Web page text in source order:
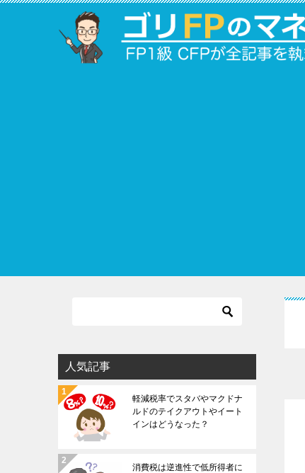
人気記事
軽減税率でスタバやマクドナ
ルドのテイクアウトやイート
インはどうなった？
消費税は逆進性で低所得者に